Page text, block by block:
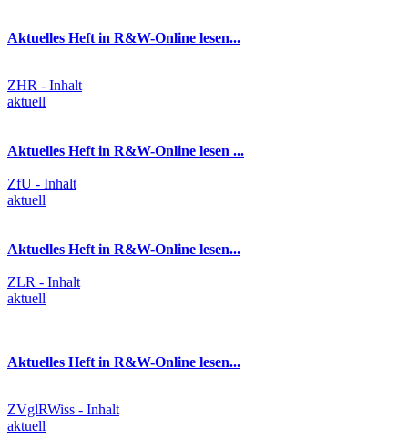
Aktuelles Heft in R&W-Online lesen...
ZHR - Inhalt
aktuell
Aktuelles Heft in R&W-Online lesen ...
ZfU - Inhalt
aktuell
Aktuelles Heft in R&W-Online lesen...
ZLR - Inhalt
aktuell
Aktuelles Heft in R&W-Online lesen...
ZVglRWiss - Inhalt
aktuell